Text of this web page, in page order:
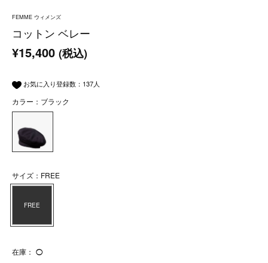
FEMME ウィメンズ
コットン ベレー
¥15,400 (税込)
お気に入り登録数： 137人
カラー：ブラック
サイズ：FREE
FREE
在庫： ◯